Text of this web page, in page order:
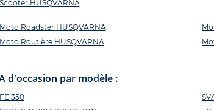
Scooter HUSQVARNA
Moto Roadster HUSQVARNA
Moto Routière HUSQVARNA
d'occasion par modèle :
FE 350